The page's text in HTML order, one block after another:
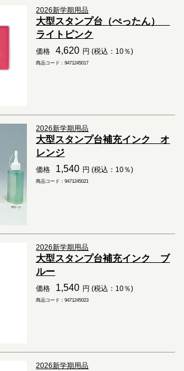
2026新学期用品
大型スタンプ台（ぺったん）
ライトピンク
価格 4,620 円 (税込：10％)
商品コード：9471245017
2026新学期用品
大型スタンプ台補充インク オ
レンジ
価格 1,540 円 (税込：10％)
商品コード：9471245021
2026新学期用品
大型スタンプ台補充インク ブ
ルー
価格 1,540 円 (税込：10％)
商品コード：9471245023
2026新学期用品